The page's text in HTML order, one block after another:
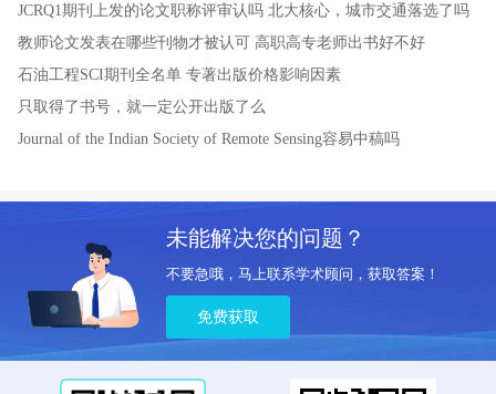
JCRQ1期刊上发的论文职称评审认吗 北大核心，城市交通落选了吗
教师论文发表在哪些刊物才被认可 高职高专老师出书好不好
石油工程SCI期刊全名单 专著出版价格影响因素
只取得了书号，就一定公开出版了么
Journal of the Indian Society of Remote Sensing容易中稿吗
未能解决您的问题？
不要急哦，马上联系学术顾问，获取答案！
免费获取